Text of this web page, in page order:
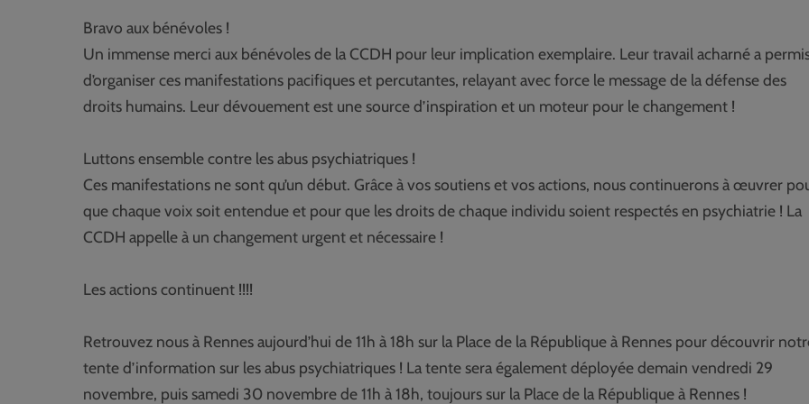
Bravo aux bénévoles !
Un immense merci aux bénévoles de la CCDH pour leur implication exemplaire. Leur travail acharné a
d’organiser ces manifestations pacifiques et percutantes, relayant avec force le message de la défense des
droits humains. Leur dévouement est une source d’inspiration et un moteur pour le changement !
Luttons ensemble contre les abus psychiatriques !
Ces manifestations ne sont qu’un début. Grâce à vos soutiens et vos actions, nous continuerons à œuvrer
que chaque voix soit entendue et pour que les droits de chaque individu soient respectés en psychiatrie ! La
CCDH appelle à un changement urgent et nécessaire !
Les actions continuent !!!!
Retrouvez nous à Rennes aujourd’hui de 11h à 18h sur la Place de la République à Rennes pour découvrir
tente d’information sur les abus psychiatriques ! La tente sera également déployée demain vendredi 29
novembre, puis samedi 30 novembre de 11h à 18h, toujours sur la Place de la République à Rennes !